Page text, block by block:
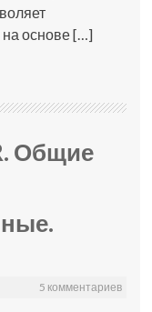
основе […]
Общие
5 комментариев